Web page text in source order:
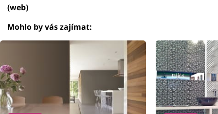
(web)
Mohlo by vás zajímat: